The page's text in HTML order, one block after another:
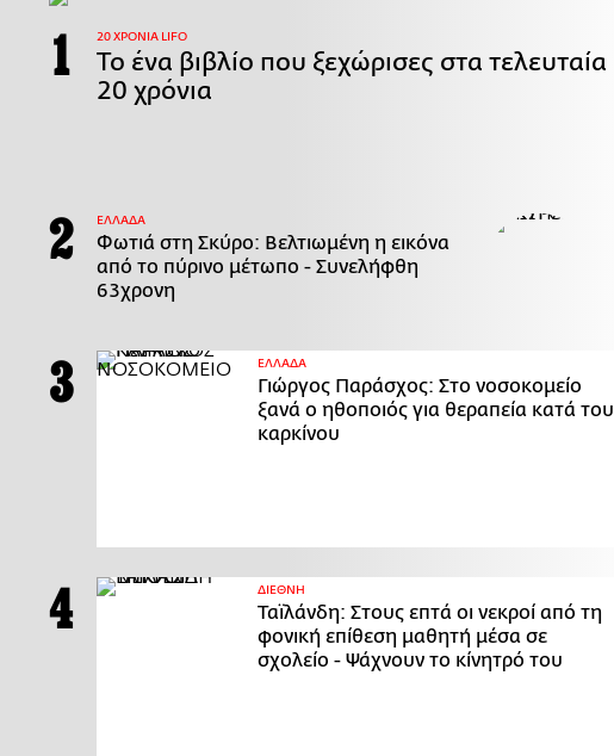
20 ΧΡΟΝΙΑ LIFO
Το ένα βιβλίο που ξεχώρισες στα τελευταία
20 χρόνια
ΕΛΛΑΔΑ
Φωτιά στη Σκύρο: Βελτιωμένη η εικόνα
από το πύρινο μέτωπο - Συνελήφθη
63χρονη
ΕΛΛΑΔΑ
Γιώργος Παράσχος: Στο νοσοκομείο
ξανά ο ηθοποιός για θεραπεία κατά του
καρκίνου
ΔΙΕΘΝΗ
Ταϊλάνδη: Στους επτά οι νεκροί από τη
φονική επίθεση μαθητή μέσα σε
σχολείο - Ψάχνουν το κίνητρό του